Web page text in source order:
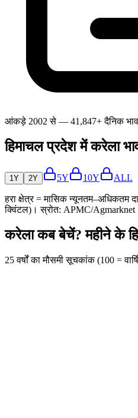
आंकड़े 2002 से — 41,847+ दैनिक भाव
हिमाचल प्रदेश में करेला
1Y 2Y 5Y 10Y ALL
हरा क्षेत्र = मासिक न्यूनतम–अधिकतम
क्विंटल)। स्रोत: APMC/
करेला कब बेचें? महीने के
25 वर्षों का मौसमी सूचकांक (100 =